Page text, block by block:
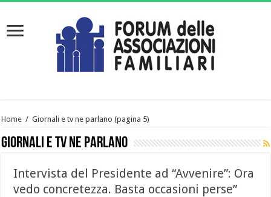
Home / Giornali e tv ne parlano (pagina 5)
Giornali e tv ne parlano
Intervista del Presidente ad “Avvenire”: Ora
vedo concretezza. Basta occasioni perse”